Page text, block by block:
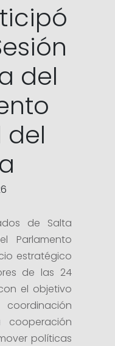
del
del
de Salta
Parlamento
estratégico
de las 24
el objetivo
cooperación
políticas